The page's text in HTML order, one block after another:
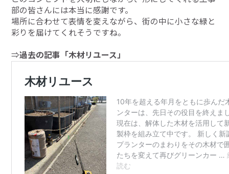
部の皆さんには本当に感謝です。
場所に合わせて表情を変えながら、街の中に小さな緑と
彩りを届けてくれそうですね。
⇒過去の記事「木材リユース」